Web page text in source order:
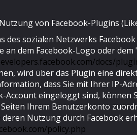
von Facebook-Plugins
des sozialen Netzwerks
an dem Facebook-Logo oder
docs/
wird über das Plugin eine
dass Sie mit Ihrer IP-
Account eingeloggt sind,
Ihrem Benutzerkonto
Nutzung durch Facebook
policy.php